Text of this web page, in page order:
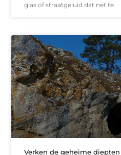
glas of straatgeluid dat net te
Verken de geheime